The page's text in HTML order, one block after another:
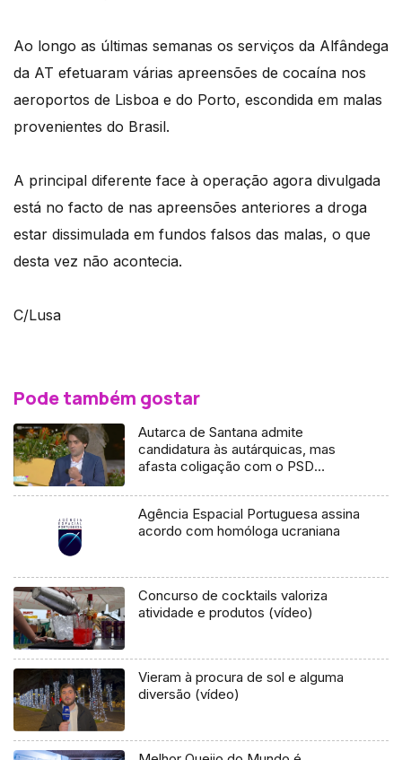
Ao longo as últimas semanas os serviços da Alfândega
da AT efetuaram várias apreensões de cocaína nos
aeroportos de Lisboa e do Porto, escondida em malas
provenientes do Brasil.
A principal diferente face à operação agora divulgada
está no facto de nas apreensões anteriores a droga
estar dissimulada em fundos falsos das malas, o que
desta vez não acontecia.
C/Lusa
Pode também gostar
Autarca de Santana admite
candidatura às autárquicas, mas
afasta coligação com o PSD
Agência Espacial Portuguesa assina
acordo com homóloga ucraniana
Concurso de cocktails valoriza
atividade e produtos (vídeo)
Vieram à procura de sol e alguma
diversão (vídeo)